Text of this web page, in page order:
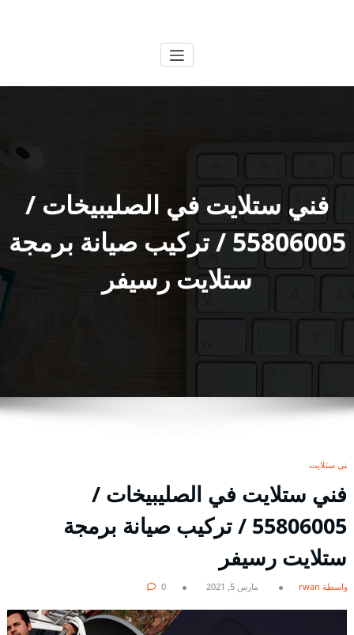
فني ستلايت في الصليبيخات /
55806005 / تركيب صيانة برمجة
ستلايت رسيفر
فني ستلايت
فني ستلايت في الصليبيخات /
55806005 / تركيب صيانة برمجة
ستلايت رسيفر
بواسطة rwan مارس 5, 2021 0